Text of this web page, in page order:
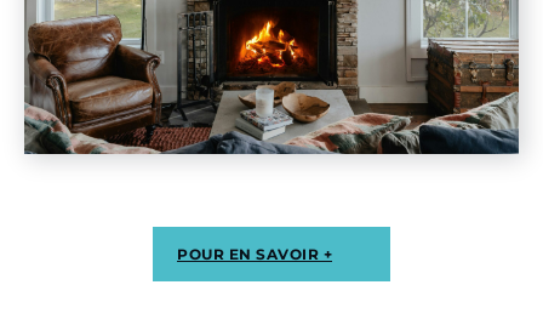
POUR EN SAVOIR +